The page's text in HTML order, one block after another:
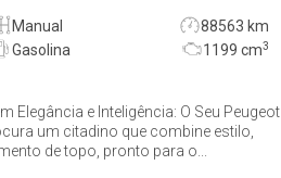
Manual
88563 km
Gasolina 1199 cm3
Elegância e Inteligência: O Seu Peugeot
um citadino que combine estilo,
de topo, pronto para o...